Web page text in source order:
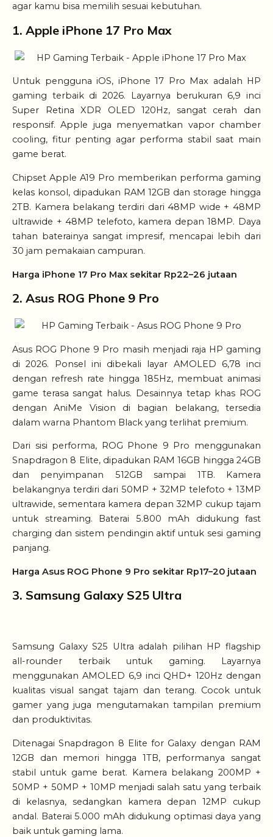
agar kamu bisa memilih sesuai kebutuhan.
1. Apple iPhone 17 Pro Max
Untuk pengguna iOS, iPhone 17 Pro Max adalah HP
gaming terbaik di 2026. Layarnya berukuran 6,9 inci
Super Retina XDR OLED 120Hz, sangat cerah dan
responsif. Apple juga menyematkan vapor chamber
cooling, fitur penting agar performa stabil saat main
game berat.
Chipset Apple A19 Pro memberikan performa gaming
kelas konsol, dipadukan RAM 12GB dan storage hingga
2TB. Kamera belakang terdiri dari 48MP wide + 48MP
ultrawide + 48MP telefoto, kamera depan 18MP. Daya
tahan baterainya sangat impresif, mencapai lebih dari
30 jam pemakaian campuran.
Harga iPhone 17 Pro Max sekitar Rp22–26 jutaan
2. Asus ROG Phone 9 Pro
Asus ROG Phone 9 Pro masih menjadi raja HP gaming
di 2026. Ponsel ini dibekali layar AMOLED 6,78 inci
dengan refresh rate hingga 185Hz, membuat animasi
game terasa sangat halus. Desainnya tetap khas ROG
dengan AniMe Vision di bagian belakang, tersedia
dalam warna Phantom Black yang terlihat premium.
Dari sisi performa, ROG Phone 9 Pro menggunakan
Snapdragon 8 Elite, dipadukan RAM 16GB hingga 24GB
dan penyimpanan 512GB sampai 1TB. Kamera
belakangnya terdiri dari 50MP + 32MP telefoto + 13MP
ultrawide, sementara kamera depan 32MP cukup tajam
untuk streaming. Baterai 5.800 mAh didukung fast
charging dan sistem pendingin aktif untuk sesi gaming
panjang.
Harga Asus ROG Phone 9 Pro sekitar Rp17–20 jutaan
3. Samsung Galaxy S25 Ultra
Samsung Galaxy S25 Ultra adalah pilihan HP flagship
all-rounder terbaik untuk gaming. Layarnya
menggunakan AMOLED 6,9 inci QHD+ 120Hz dengan
kualitas visual sangat tajam dan terang. Cocok untuk
gamer yang juga mengutamakan tampilan premium
dan produktivitas.
Ditenagai Snapdragon 8 Elite for Galaxy dengan RAM
12GB dan memori hingga 1TB, performanya sangat
stabil untuk game berat. Kamera belakang 200MP +
50MP + 50MP + 10MP menjadi salah satu yang terbaik
di kelasnya, sedangkan kamera depan 12MP cukup
andal. Baterai 5.000 mAh didukung optimasi daya yang
baik untuk gaming lama.